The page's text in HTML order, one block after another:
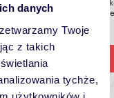
danych
Twoje
z takich
tychże,